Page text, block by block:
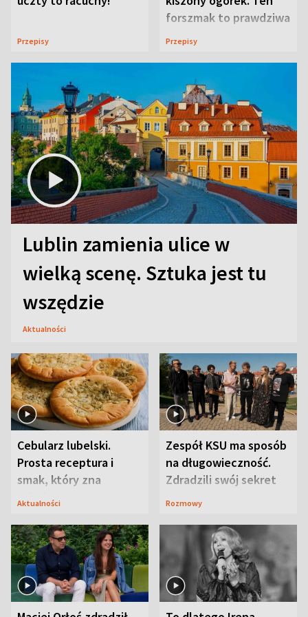
Przepisy
forszmak to prawdziwa
uczta
Przepisy
Lublin zamienia ulice w
wielką scenę. Sztuka jest tu
wszędzie
Aktualności
Cebularz lubelski.
Prosta receptura i
smak, który zna
Lubelszczyzna
Aktualności
Zespół KSU ma sposób
na długowieczność.
Zdradzili swój sekret
Rozmowy